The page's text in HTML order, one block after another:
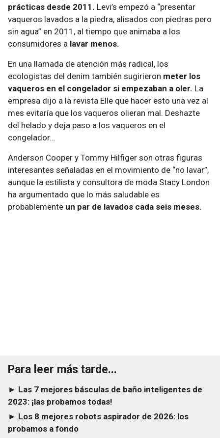
prácticas desde 2011. Levi’s empezó a “presentar
vaqueros lavados a la piedra, alisados con piedras pero
sin agua” en 2011, al tiempo que animaba a los
consumidores a lavar menos.
En una llamada de atención más radical, los
ecologistas del denim también sugirieron meter los
vaqueros en el congelador si empezaban a oler. La
empresa dijo a la revista Elle que hacer esto una vez al
mes evitaría que los vaqueros olieran mal. Deshazte
del helado y deja paso a los vaqueros en el
congelador…
Anderson Cooper y Tommy Hilfiger son otras figuras
interesantes señaladas en el movimiento de “no lavar”,
aunque la estilista y consultora de moda Stacy London
ha argumentado que lo más saludable es
probablemente un par de lavados cada seis meses.
Para leer más tarde...
► Las 7 mejores básculas de baño inteligentes de
2023: ¡las probamos todas!
► Los 8 mejores robots aspirador de 2026: los
probamos a fondo